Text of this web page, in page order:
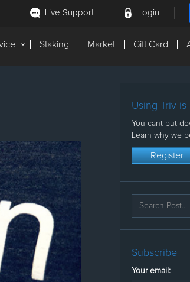
Live Support Login
Staking Market Gift Card
Using Triv is
You cant put
Learn why we
Register
Subscribe
Your email: